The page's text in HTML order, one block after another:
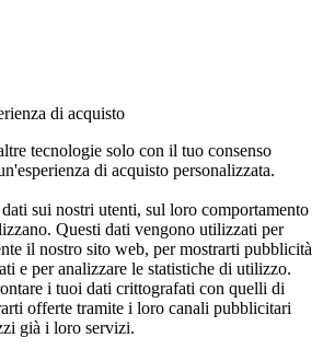
di acquisto
tecnologie solo con il tuo consenso
di acquisto personalizzata.
sui nostri utenti, sul loro comportamento
Questi dati vengono utilizzati per
il nostro sito web, per mostrarti pubblicità
e per analizzare le statistiche di utilizzo.
i tuoi dati crittografati con quelli di
offerte tramite i loro canali pubblicitari
già i loro servizi.